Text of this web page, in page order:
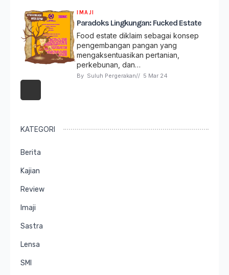
IMAJI
Paradoks Lingkungan: Fucked Estate
Food estate diklaim sebagai konsep
pengembangan pangan yang
mengaksentuasikan pertanian,
perkebunan, dan…
By Suluh Pergerakan// 5 Mar 24
KATEGORI
Berita
Kajian
Review
Imaji
Sastra
Lensa
SMI